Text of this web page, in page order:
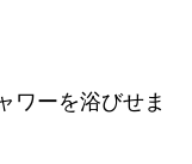
ワーを浴びせま